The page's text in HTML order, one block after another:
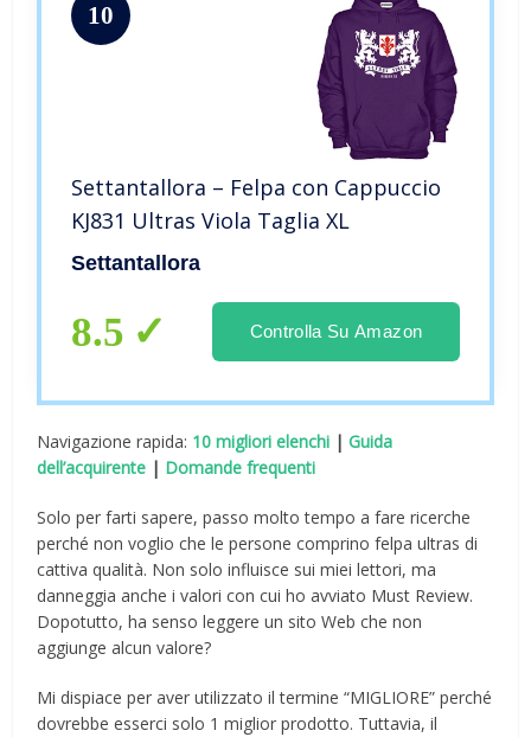
10
Settantallora – Felpa con Cappuccio
KJ831 Ultras Viola Taglia XL
Settantallora
8.5 Controlla Su Amazon
Navigazione rapida: 10 migliori elenchi |Guida
dell’acquirente | Domande frequenti
Solo per farti sapere, passo molto tempo a fare ricerche
perché non voglio che le persone comprino felpa ultras di
cattiva qualità. Non solo influisce sui miei lettori, ma
danneggia anche i valori con cui ho avviato Must Review.
Dopotutto, ha senso leggere un sito Web che non
aggiunge alcun valore?
Mi dispiace per aver utilizzato il termine “MIGLIORE” perché
dovrebbe esserci solo 1 miglior prodotto. Tuttavia, il